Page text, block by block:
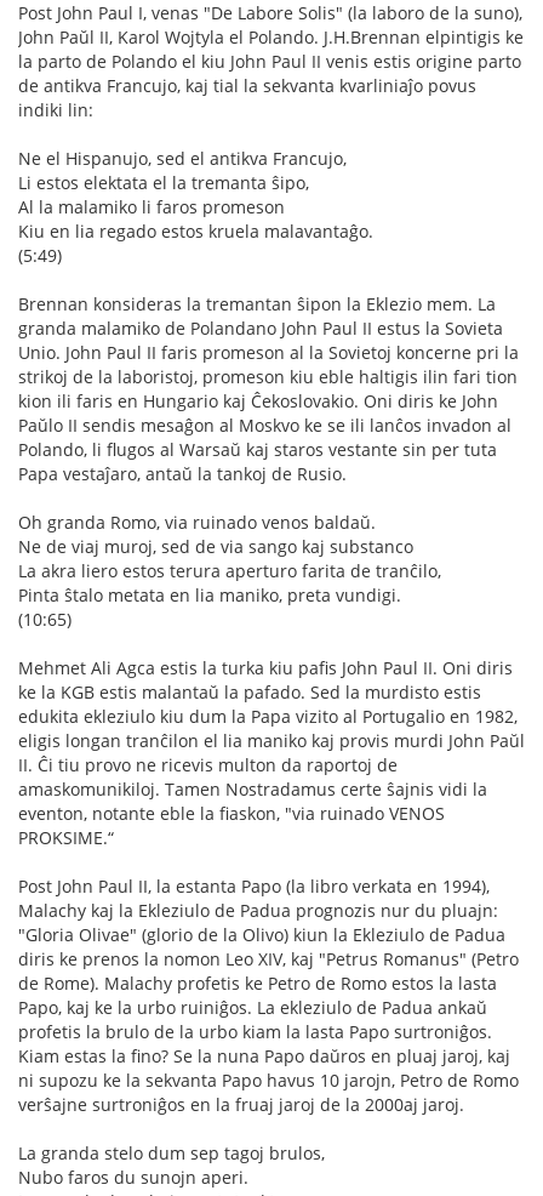
Post John Paul I, venas "De Labore Solis" (la laboro de la suno),
John Paŭl II, Karol Wojtyla el Polando. J.H.Brennan elpintigis ke
la parto de Polando el kiu John Paul II venis estis origine parto
de antikva Francujo, kaj tial la sekvanta kvarliniaĵo povus
indiki lin:
Ne el Hispanujo, sed el antikva Francujo,
Li estos elektata el la tremanta ŝipo,
Al la malamiko li faros promeson
Kiu en lia regado estos kruela malavantaĝo.
(5:49)
Brennan konsideras la tremantan ŝipon la Eklezio mem. La
granda malamiko de Polandano John Paul II estus la Sovieta
Unio. John Paul II faris promeson al la Sovietoj koncerne pri la
strikoj de la laboristoj, promeson kiu eble haltigis ilin fari tion
kion ili faris en Hungario kaj Ĉekoslovakio. Oni diris ke John
Paŭlo II sendis mesaĝon al Moskvo ke se ili lanĉos invadon al
Polando, li flugos al Warsaŭ kaj staros vestante sin per tuta
Papa vestaĵaro, antaŭ la tankoj de Rusio.
Oh granda Romo, via ruinado venos baldaŭ.
Ne de viaj muroj, sed de via sango kaj substanco
La akra liero estos terura aperturo farita de tranĉilo,
Pinta ŝtalo metata en lia maniko, preta vundigi.
(10:65)
Mehmet Ali Agca estis la turka kiu pafis John Paul II. Oni diris
ke la KGB estis malantaŭ la pafado. Sed la murdisto estis
edukita ekleziulo kiu dum la Papa vizito al Portugalio en 1982,
eligis longan tranĉilon el lia maniko kaj provis murdi John Paŭl
II. Ĉi tiu provo ne ricevis multon da raportoj de
amaskomunikiloj. Tamen Nostradamus certe ŝajnis vidi la
eventon, notante eble la fiaskon, "via ruinado VENOS
PROKSIME.“
Post John Paul II, la estanta Papo (la libro verkata en 1994),
Malachy kaj la Ekleziulo de Padua prognozis nur du pluajn:
"Gloria Olivae" (glorio de la Olivo) kiun la Ekleziulo de Padua
diris ke prenos la nomon Leo XIV, kaj "Petrus Romanus" (Petro
de Rome). Malachy profetis ke Petro de Romo estos la lasta
Papo, kaj ke la urbo ruiniĝos. La ekleziulo de Padua ankaŭ
profetis la brulo de la urbo kiam la lasta Papo surtroniĝos.
Kiam estas la fino? Se la nuna Papo daŭros en pluaj jaroj, kaj
ni supozu ke la sekvanta Papo havus 10 jarojn, Petro de Romo
verŝajne surtroniĝos en la fruaj jaroj de la 2000aj jaroj.
La granda stelo dum sep tagoj brulos,
Nubo faros du sunojn aperi.